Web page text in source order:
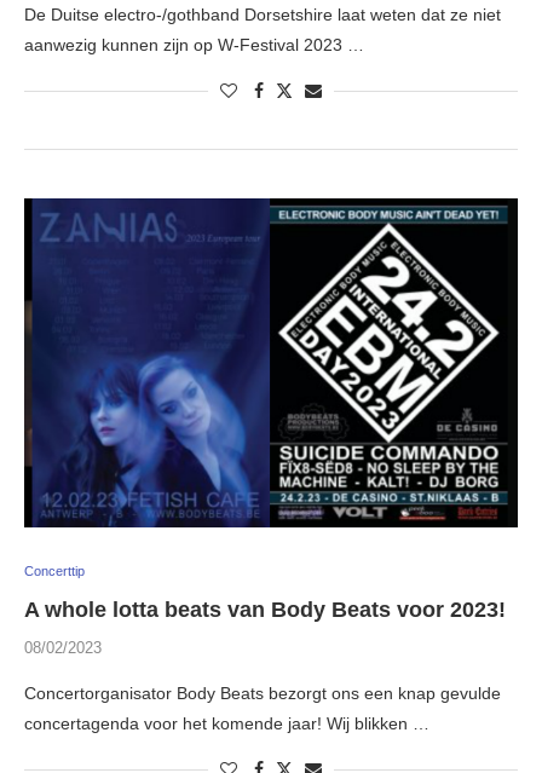
De Duitse electro-/gothband Dorsetshire laat weten dat ze niet
aanwezig kunnen zijn op W-Festival 2023 …
Concerttip
A whole lotta beats van Body Beats voor 2023!
08/02/2023
Concertorganisator Body Beats bezorgt ons een knap gevulde
concertagenda voor het komende jaar! Wij blikken …